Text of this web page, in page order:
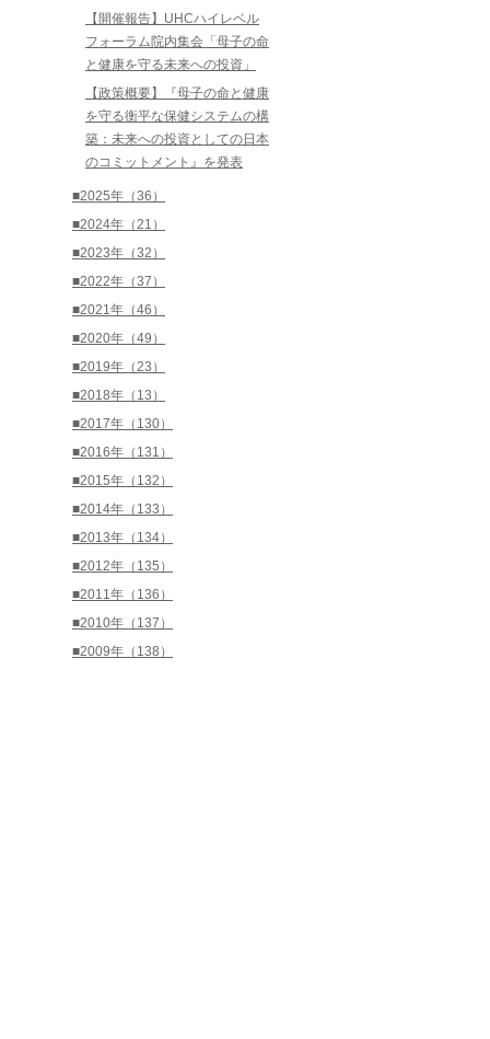
【開催報告】UHCハイレベル
フォーラム院内集会「母子の命
と健康を守る未来への投資」
【政策概要】『母子の命と健康
を守る衡平な保健システムの構
築：未来への投資としての日本
のコミットメント』を発表
■2025年（36）
■2024年（21）
■2023年（32）
■2022年（37）
■2021年（46）
■2020年（49）
■2019年（23）
■2018年（13）
■2017年（130）
■2016年（131）
■2015年（132）
■2014年（133）
■2013年（134）
■2012年（135）
■2011年（136）
■2010年（137）
■2009年（138）